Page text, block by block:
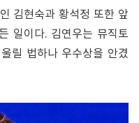
김현숙과 황석정 또한 앞
일이다. 김연우는 뮤직토
릴 법하나 우수상을 안겼